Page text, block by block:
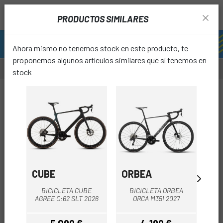
PRODUCTOS SIMILARES
Ahora mismo no tenemos stock en este producto, te
proponemos algunos artículos similares que sí tenemos en
stock
CUBE
BICICLETA CUBE
AGREE C:62 SLT 2026
ORBEA
BICICLETA ORBEA
ORCA M35I 2027